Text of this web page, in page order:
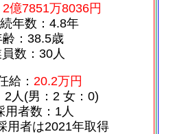
2億7851万8036円
年数：4.8年
齢：38.5歳
数：30人
給： 20.2万円
2人(男：2 女：0)
用者数：1人
用者は2021年取得